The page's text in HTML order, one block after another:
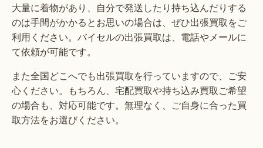
大量に着物があり、自分で発送したり持ち込んだりする
のは手間がかかるとお思いの場合は、ぜひ出張買取をご
利用ください。バイセルの出張買取は、電話やメールに
て依頼が可能です。
また全国どこへでも出張買取を行っていますので、ご安
心ください。もちろん、宅配買取や持ち込み買取ご希望
の場合も、対応可能です。無理なく、ご自身に合った買
取方法をお選びください。